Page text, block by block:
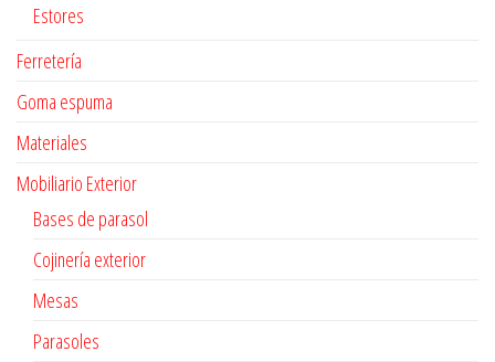
Estores
Ferretería
Goma espuma
Materiales
Mobiliario Exterior
Bases de parasol
Cojinería exterior
Mesas
Parasoles